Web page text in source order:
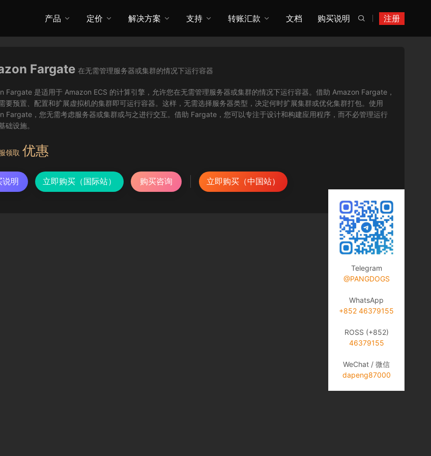
注册

产品 定价 解决方案 支持 转账汇款 文档 购买说明
Fargate 在无需管理服务器或集群的情况下运行容器
Fargate 是适用于 Amazon ECS 的计算引擎，允许您在无需管理服务器或集群的情况下运行容器。借助 Amazon Fargate，
要预置、配置和扩展虚拟机的集群即可运行容器。这样，无需选择服务器类型，决定何时扩展集群或优化集群打包。使用
Fargate，您无需考虑服务器或集群或与之进行交互。借助 Fargate，您可以专注于设计和构建应用程序，而不必管理运行
础设施。
领取 优惠
说明 立即购买（国际站） 购买咨询 立即购买（中国站）
Telegram
@PANGDOGS
WhatsApp
+852 46379155
ROSS (+852)
46379155
WeChat / 微信
dapeng87000